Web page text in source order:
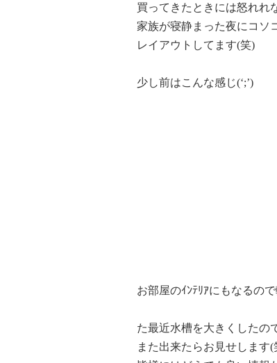
買ってきたときには怒れれ
家族が寝静まった夜にコソ
レイアウトしてます(笑)
少し前はこんな感じ(‘;’)
お部屋のｲﾝﾃﾘｱにもなるの
た最近水槽を大きくしたの
また出来たらお見せします(